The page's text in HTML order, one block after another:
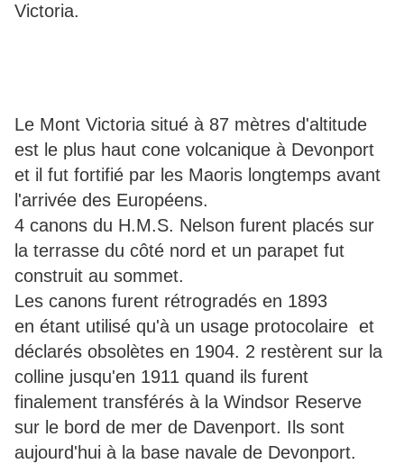
Victoria.
Le Mont Victoria situé à 87 mètres d'altitude
est le plus haut cone volcanique à Devonport
et il fut fortifié par les Maoris longtemps avant
l'arrivée des Européens.
4 canons du H.M.S. Nelson furent placés sur
la terrasse du côté nord et un parapet fut
construit au sommet.
Les canons furent rétrogradés en 1893
en étant utilisé qu'à un usage protocolaire et
déclarés obsolètes en 1904. 2 restèrent sur la
colline jusqu'en 1911 quand ils furent
finalement transférés à la Windsor Reserve
sur le bord de mer de Davenport. Ils sont
aujourd'hui à la base navale de Devonport.